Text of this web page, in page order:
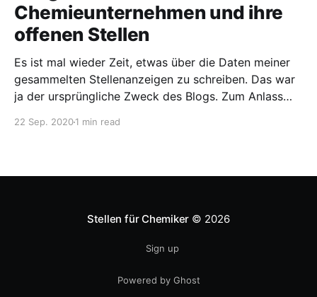
Chemieunternehmen und ihre
offenen Stellen
Es ist mal wieder Zeit, etwas über die Daten meiner
gesammelten Stellenanzeigen zu schreiben. Das war
ja der ursprüngliche Zweck des Blogs. Zum Anlass
deutschen Chemieunternehmen nach Umsatz
22 Sep. 20201 min read
Stellen für Chemiker © 2026
Sign up
Powered by Ghost